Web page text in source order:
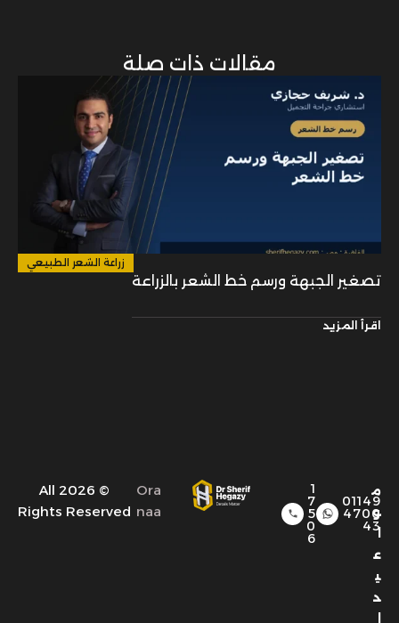
مقالات ذات صلة
زراعة الشعر الطبيعي
تصغير الجبهة ورسم خط الشعر بالزراعة
اقرأ المزيد
م
و
ا
ع
ي
د
01149
4700
43
1
7
5
0
6
Ora
naa
© 2026 All
Rights Reserved